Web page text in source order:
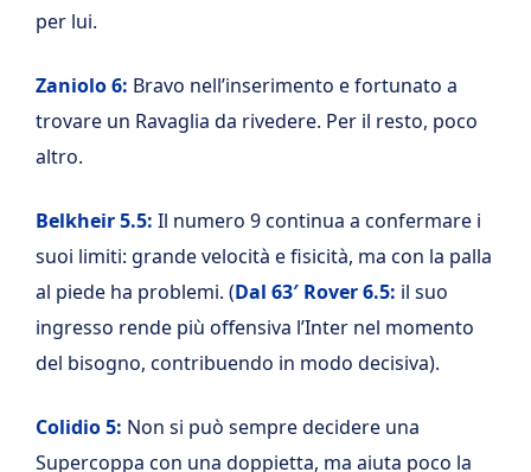
per lui.
Zaniolo 6: Bravo nell’inserimento e fortunato a
trovare un Ravaglia da rivedere. Per il resto, poco
altro.
Belkheir 5.5: Il numero 9 continua a confermare i
suoi limiti: grande velocità e fisicità, ma con la palla
al piede ha problemi. (Dal 63′ Rover 6.5: il suo
ingresso rende più offensiva l’Inter nel momento
del bisogno, contribuendo in modo decisiva).
Colidio 5: Non si può sempre decidere una
Supercoppa con una doppietta, ma aiuta poco la